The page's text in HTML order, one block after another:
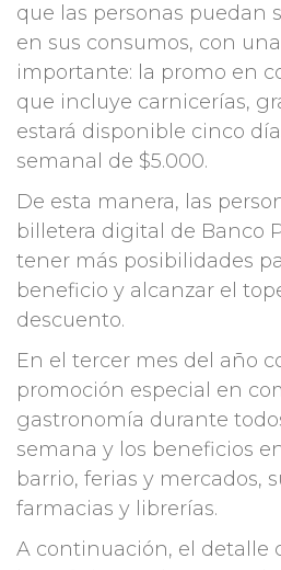
que las personas puedan
en sus consumos, con
importante: la promo en
que incluye carnicerías,
estará disponible cinco
semanal de $5.000.
De esta manera, las
billetera digital de Banco
tener más posibilidades
beneficio y alcanzar el
descuento.
En el tercer mes del año
promoción especial en
gastronomía durante
semana y los beneficios
barrio, ferias y mercados,
farmacias y librerías.
A continuación, el detalle